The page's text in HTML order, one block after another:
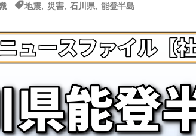
地震, 災害, 石川県, 能登半島